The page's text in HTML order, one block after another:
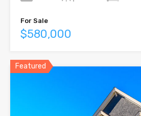
For Sale
$580,000
Featured